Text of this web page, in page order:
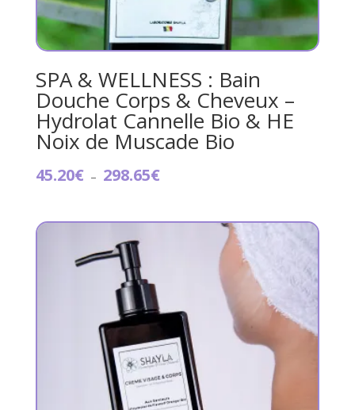
SPA & WELLNESS : Bain
Douche Corps & Cheveux –
Hydrolat Cannelle Bio & HE
Noix de Muscade Bio
45.20€ – 298.65€Plage
45.20€